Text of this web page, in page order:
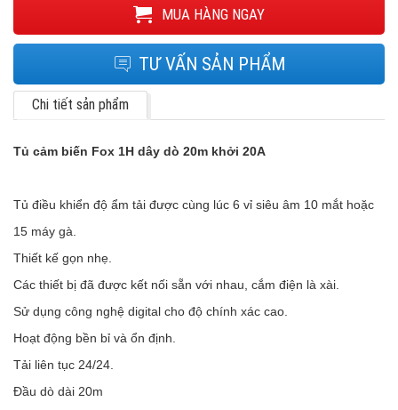
MUA HÀNG NGAY
TƯ VẤN SẢN PHẨM
Chi tiết sản phẩm
Tủ cảm biến Fox 1H dây dò 20m khởi 20A
Tủ điều khiển độ ẩm tải được cùng lúc 6 vỉ siêu âm 10 mắt hoặc
15 máy gà.
Thiết kế gọn nhẹ.
Các thiết bị đã được kết nối sẵn với nhau, cắm điện là xài.
Sử dụng công nghệ digital cho độ chính xác cao.
Hoạt động bền bỉ và ổn định.
Tải liên tục 24/24.
Đầu dò dài 20m